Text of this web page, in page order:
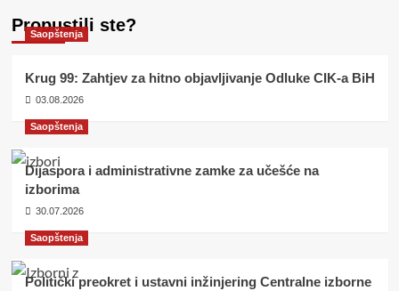
Propustili ste?
Saopštenja
Krug 99: Zahtjev za hitno objavljivanje Odluke CIK-a BiH
03.08.2026
Saopštenja
Dijaspora i administrativne zamke za učešće na
izborima
30.07.2026
Saopštenja
Politički preokret i ustavni inžinjering Centralne izborne